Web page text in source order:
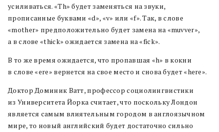
усиливаться. «Th» будет заменяться на звуки,
прописанные буквами «d», «v» или «f». Так, в слове
«mother» предположительно будет замена на «muvver»,
а в слове «thick» ожидается замена на «fick».
В то же время ожидается, что пропавшая «h» в кокни
в слове «ere» вернется на свое место и снова будет «here».
Доктор Доминик Ватт, профессор социолингвистики
из Университета Йорка считает, что поскольку Лондон
является самым влиятельным городом в англоязычном
мире, то новый английский будет достаточно сильно